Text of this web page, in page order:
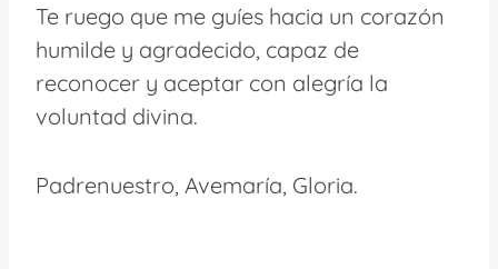
Te ruego que me guíes hacia un corazón
humilde y agradecido, capaz de
reconocer y aceptar con alegría la
voluntad divina.
Padrenuestro, Avemaría, Gloria.